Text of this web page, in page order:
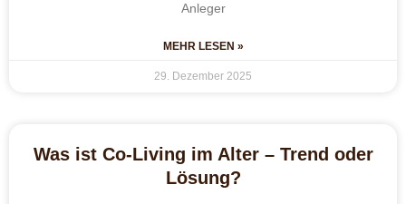
Anleger
MEHR LESEN »
29. Dezember 2025
Was ist Co-Living im Alter – Trend oder
Lösung?